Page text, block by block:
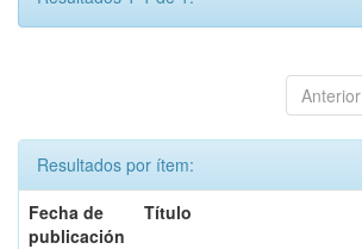
Anterior
Resultados por ítem:
Fecha de
publicación
Título